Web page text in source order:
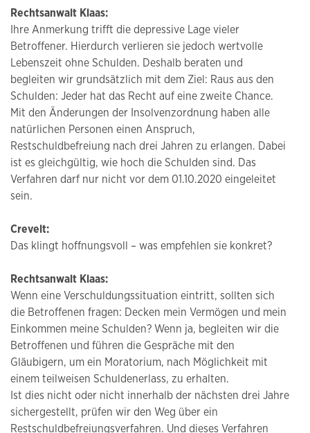
Rechtsanwalt Klaas:
Ihre Anmerkung trifft die depressive Lage vieler
Betroffener. Hierdurch verlieren sie jedoch wertvolle
Lebenszeit ohne Schulden. Deshalb beraten und
begleiten wir grundsätzlich mit dem Ziel: Raus aus den
Schulden: Jeder hat das Recht auf eine zweite Chance.
Mit den Änderungen der Insolvenzordnung haben alle
natürlichen Personen einen Anspruch,
Restschuldbefreiung nach drei Jahren zu erlangen. Dabei
ist es gleichgültig, wie hoch die Schulden sind. Das
Verfahren darf nur nicht vor dem 01.10.2020 eingeleitet
sein.
Crevelt:
Das klingt hoffnungsvoll – was empfehlen sie konkret?
Rechtsanwalt Klaas:
Wenn eine Verschuldungssituation eintritt, sollten sich
die Betroffenen fragen: Decken mein Vermögen und mein
Einkommen meine Schulden? Wenn ja, begleiten wir die
Betroffenen und führen die Gespräche mit den
Gläubigern, um ein Moratorium, nach Möglichkeit mit
einem teilweisen Schuldenerlass, zu erhalten.
Ist dies nicht oder nicht innerhalb der nächsten drei Jahre
sichergestellt, prüfen wir den Weg über ein
Restschuldbefreiungsverfahren. Und dieses Verfahren